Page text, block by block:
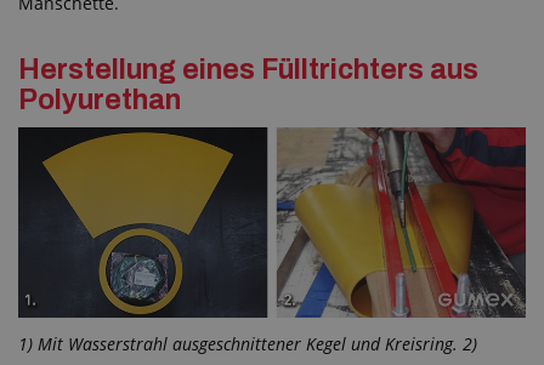
Herstellung eines Fülltrichters aus
Polyurethan
1) Mit Wasserstrahl ausgeschnittener Kegel und Kreisring. 2)